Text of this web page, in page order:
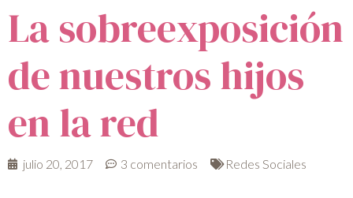
La sobreexposición
de nuestros hijos
en la red
julio 20, 2017 3 comentarios Redes Sociales